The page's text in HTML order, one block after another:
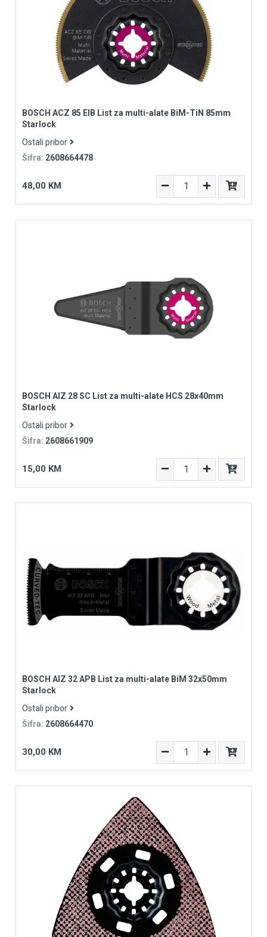
BOSCH ACZ 85 EIB List za multi-alate BiM-TiN 85mm
Starlock
Ostali pribor
Šifra: 2608664478
48,00 KM
BOSCH AIZ 28 SC List za multi-alate HCS 28x40mm
Starlock
Ostali pribor
Šifra: 2608661909
15,00 KM
BOSCH AIZ 32 APB List za multi-alate BiM 32x50mm
Starlock
Ostali pribor
Šifra: 2608664470
30,00 KM